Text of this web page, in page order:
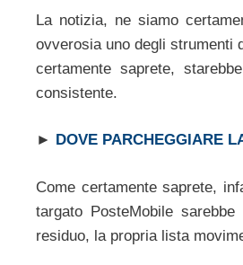
La notizia, ne siamo
ovverosia uno degli strumenti
certamente saprete,
consistente.
► DOVE PARCHEGGIARE
Come certamente saprete,
targato PosteMobile
residuo, la propria lista